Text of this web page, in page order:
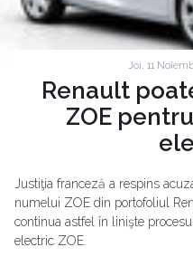
Joi, 11
Renault
ZOE
Justiţia franceză a respins
numelui ZOE din portofoliul
continua astfel în linişte
electric ZOE.